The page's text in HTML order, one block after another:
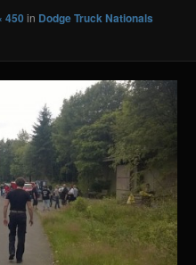
450 in Dodge Truck Nationals